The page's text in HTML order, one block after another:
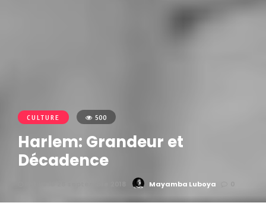
CULTURE 500
Harlem: Grandeur et
Décadence
Mayamba Luboya